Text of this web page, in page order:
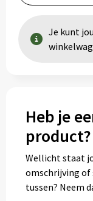
Je kunt
Heb je
product?
Wellicht staat
omschrijving of
tussen? Neem